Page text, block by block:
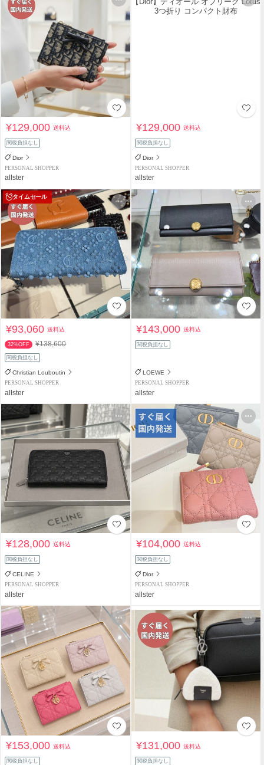
¥129,000送料込
関税負担なし
Dior
PERSONAL SHOPPER
allster
¥129,000送料込
関税負担なし
Dior
PERSONAL SHOPPER
allster
タイムセール
¥93,060送料込
32%OFF ¥138,600
関税負担なし
Christian Louboutin
PERSONAL SHOPPER
allster
¥143,000送料込
関税負担なし
LOEWE
PERSONAL SHOPPER
allster
¥128,000送料込
関税負担なし
CELINE
PERSONAL SHOPPER
allster
¥104,000送料込
関税負担なし
Dior
PERSONAL SHOPPER
allster
¥153,000送料込
関税負担なし
¥131,000送料込
関税負担なし